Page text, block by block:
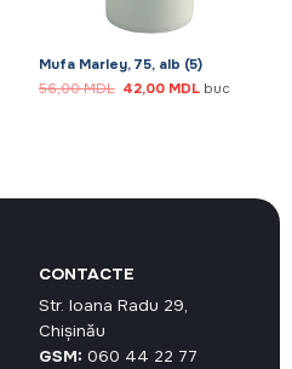
Mufa Marley, 75, alb (5)
56,00MDL Prețul
inițial
42,00 MDLPrețul
buc
CONTACTE
Str. Ioana Radu 29,
Chișinău
GSM: 060 44 22 77